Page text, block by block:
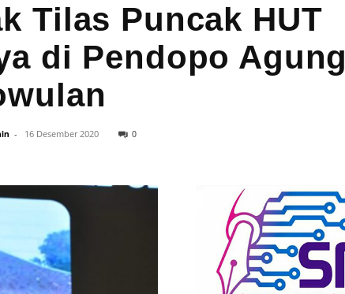
Tilas Puncak HUT
di Pendopo Agung
- 16 Desember 2020 0